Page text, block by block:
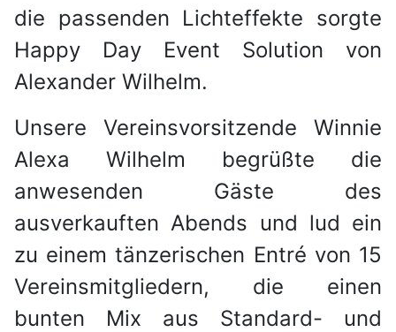
die passenden Lichteffekte sorgte
Happy Day Event Solution von
Alexander Wilhelm.
Unsere Vereinsvorsitzende Winnie
Alexa Wilhelm begrüßte die
anwesenden Gäste des
ausverkauften Abends und lud ein
zu einem tänzerischen Entré von 15
Vereinsmitgliedern, die einen
bunten Mix aus Standard- und